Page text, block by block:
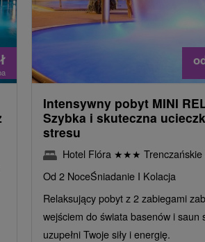
Intensywny pobyt MINI
Szybka i skuteczna
stresu
Hotel Flóra ★★★ Trenczańskie
Od 2 NoceŚniadanie I Kolacja
Relaksujący pobyt z 2 zabiegami
wejściem do świata basenów i saun
uzupełni Twoje siły i energię.